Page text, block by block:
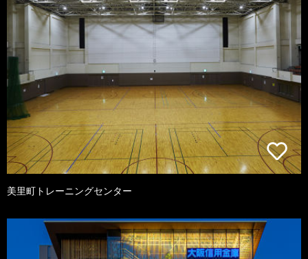
美里町トレーニングセンター